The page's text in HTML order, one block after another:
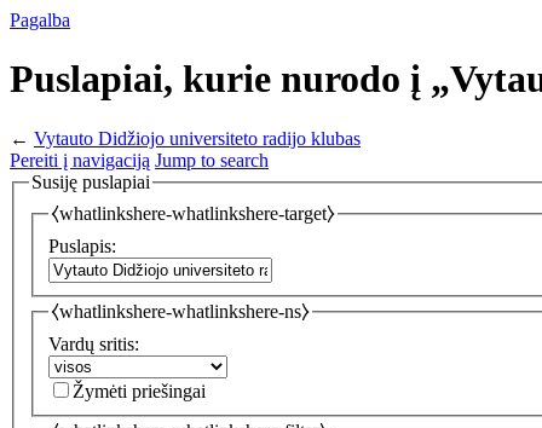
Pagalba
Puslapiai, kurie nurodo į
← Vytauto Didžiojo universiteto radijo klubas
Pereiti į navigaciją Jump to search
Susiję puslapiai
⧼whatlinkshere-whatlinkshere-target⧽
Puslapis:
⧼whatlinkshere-whatlinkshere-ns⧽
Vardų sritis:
Žymėti priešingai